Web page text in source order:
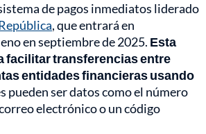
de pagos inmediatos liderado
, que entrará en
en septiembre de 2025. Esta
facilitar transferencias entre
entidades financieras usando
pueden ser datos como el número
electrónico o un código